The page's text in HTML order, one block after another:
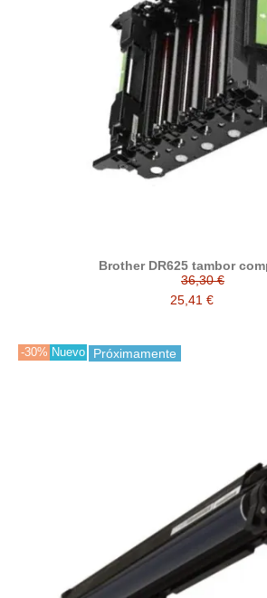
Brother DR625 tambor
36,30 €
25,41 €
-30% Nuevo Próximamente